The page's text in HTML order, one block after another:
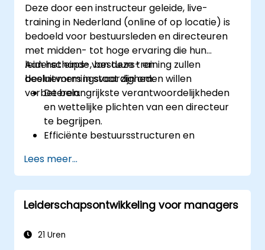
Deze door een instructeur geleide, live-
training in Nederland (online of op locatie) is
bedoeld voor bestuursleden en directeuren
met midden- tot hoge ervaring die hun
leiderschaps-, bestuurs- en
besluitvormingsvaardigheden willen
verbeteren.
Aan het einde van deze training zullen
deelnemers in staat zijn om:
De belangrijkste verantwoordelijkheden
en wettelijke plichten van een directeur
te begrijpen.
Efficiënte bestuursstructuren en
ontwikkelen.
Strategische besluitvorming en
risicomanagement verder te ontwikkelen.
Communicatie, leiderschap en ethisch
bestuursniveau te verbeteren.
Lees meer...
Leiderschapsontwikkeling voor managers
21 Uren